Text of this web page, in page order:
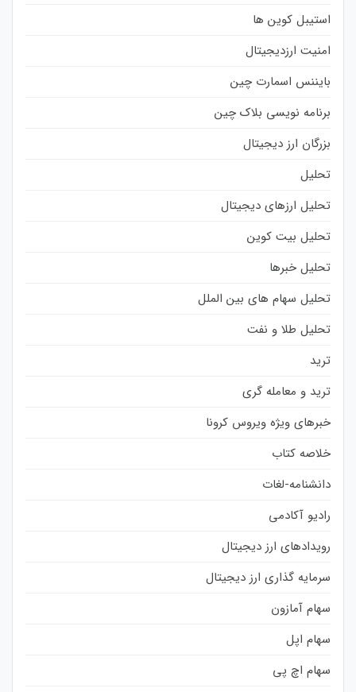
استیبل کوین ها
امنیت ارزدیجیتال
بایننس اسمارت چین
برنامه نویسی بلاک چین
بزرگان ارز دیجیتال
تحلیل
تحلیل ارزهای دیجیتال
تحلیل بیت کوین
تحلیل خبرها
تحلیل سهام های بین الملل
تحلیل طلا و نفت
ترید
ترید و معامله گری
خبرهای ویژه ویروس کرونا
خلاصه کتاب
دانشنامه-لغات
رادیو آکادمی
رویدادهای ارز دیجیتال
سرمایه گذاری ارز دیجیتال
سهام آمازون
سهام اپل
سهام اچ پی